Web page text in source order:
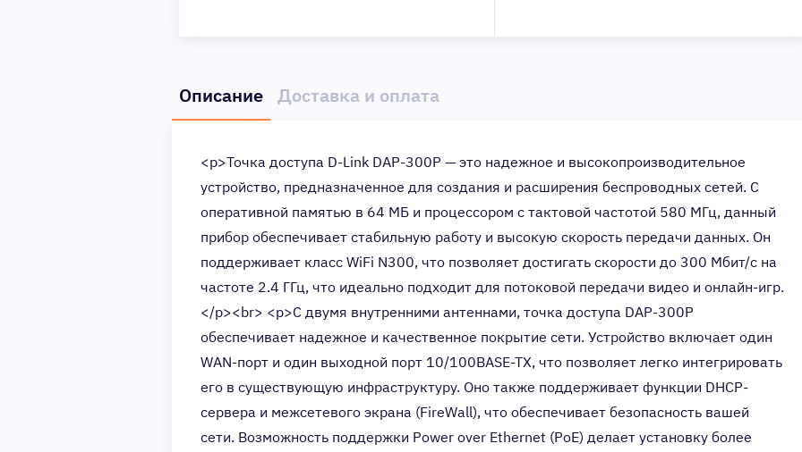
Описание Доставка и оплата
<p>Точка доступа D-Link DAP-300P — это надежное и высокопроизводительное
устройство, предназначенное для создания и расширения беспроводных сетей. С
оперативной памятью в 64 МБ и процессором с тактовой частотой 580 МГц, данный
прибор обеспечивает стабильную работу и высокую скорость передачи данных. Он
поддерживает класс WiFi N300, что позволяет достигать скорости до 300 Мбит/с на
частоте 2.4 ГГц, что идеально подходит для потоковой передачи видео и онлайн-игр.
</p><br> <p>С двумя внутренними антеннами, точка доступа DAP-300P
обеспечивает надежное и качественное покрытие сети. Устройство включает один
WAN-порт и один выходной порт 10/100BASE-TX, что позволяет легко интегрировать
его в существующую инфраструктуру. Оно также поддерживает функции DHCP-
сервера и межсетевого экрана (FireWall), что обеспечивает безопасность вашей
сети. Возможность поддержки Power over Ethernet (PoE) делает установку более